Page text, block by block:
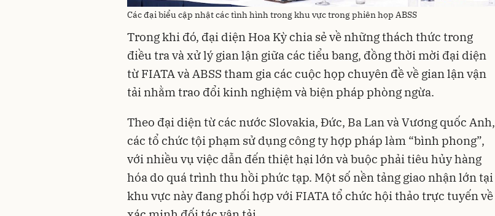
Các đại biểu cập nhật các tình hình trong khu vực trong phiên họp ABSS
Trong khi đó, đại diện Hoa Kỳ chia sẻ về những thách thức trong
điều tra và xử lý gian lận giữa các tiểu bang, đồng thời mời đại diện
từ FIATA và ABSS tham gia các cuộc họp chuyên đề về gian lận vận
tải nhằm trao đổi kinh nghiệm và biện pháp phòng ngừa.
Theo đại diện từ các nước Slovakia, Đức, Ba Lan và Vương quốc Anh,
các tổ chức tội phạm sử dụng công ty hợp pháp làm “bình phong”,
với nhiều vụ việc dẫn đến thiệt hại lớn và buộc phải tiêu hủy hàng
hóa do quá trình thu hồi phức tạp. Một số nền tảng giao nhận lớn tại
khu vực này đang phối hợp với FIATA tổ chức hội thảo trực tuyến về